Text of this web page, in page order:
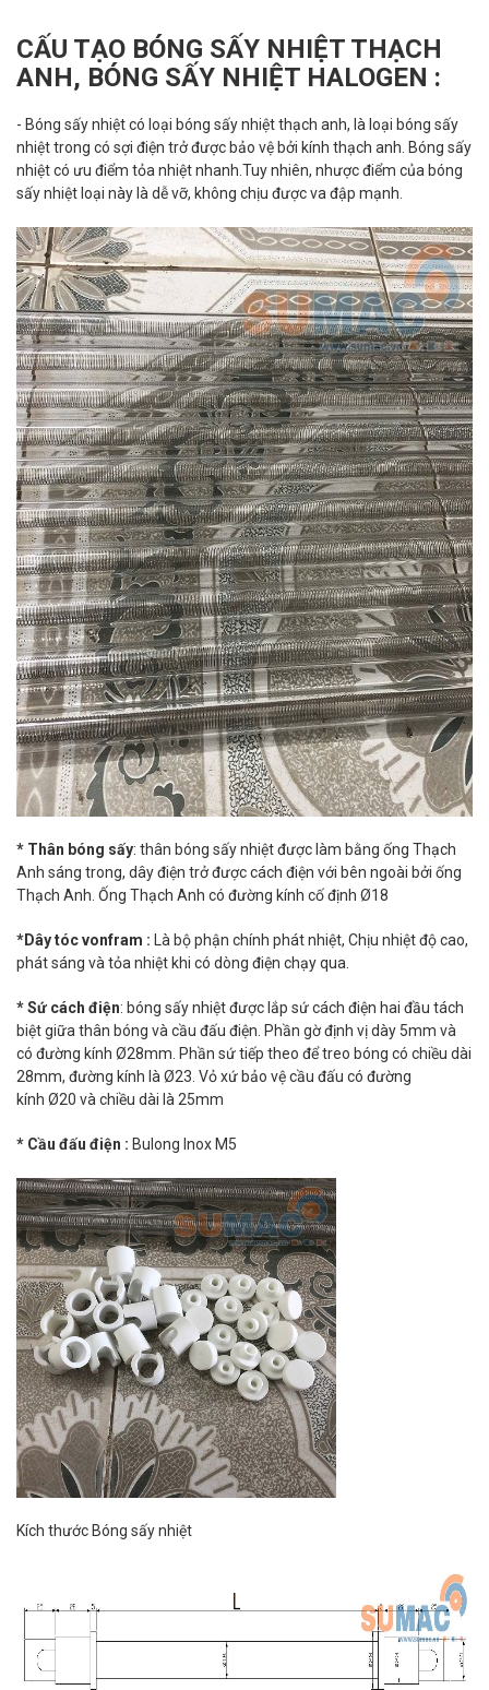
CẤU TẠO BÓNG SẤY NHIỆT THẠCH
ANH, BÓNG SẤY NHIỆT HALOGEN :
- Bóng sấy nhiệt có loại bóng sấy nhiệt thạch anh, là loại bóng sấy
nhiệt trong có sợi điện trở được bảo vệ bởi kính thạch anh. Bóng sấy
nhiệt có ưu điểm tỏa nhiệt nhanh.Tuy nhiên, nhược điểm của bóng
sấy nhiệt loại này là dễ vỡ, không chịu được va đập mạnh.
* Thân bóng sấy: thân bóng sấy nhiệt được làm bằng ống Thạch
Anh sáng trong, dây điện trở được cách điện với bên ngoài bởi ống
Thạch Anh. Ống Thạch Anh có đường kính cố định Ø18
*Dây tóc vonfram : Là bộ phận chính phát nhiệt, Chịu nhiệt độ cao,
phát sáng và tỏa nhiệt khi có dòng điện chạy qua.
* Sứ cách điện: bóng sấy nhiệt được lắp sứ cách điện hai đầu tách
biệt giữa thân bóng và cầu đấu điện. Phần gờ định vị dày 5mm và
có đường kính Ø28mm. Phần sứ tiếp theo để treo bóng có chiều dài
28mm, đường kính là Ø23. Vỏ xứ bảo vệ cầu đấu có đường
kính Ø20 và chiều dài là 25mm
* Cầu đấu điện : Bulong Inox M5
Kích thước Bóng sấy nhiệt